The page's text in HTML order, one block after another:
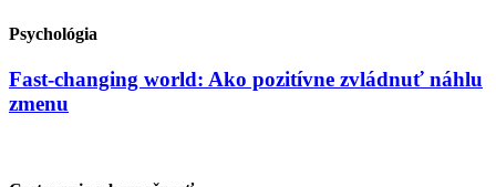
Psychológia
Fast-changing world: Ako pozitívne zvládnuť náhlu
zmenu